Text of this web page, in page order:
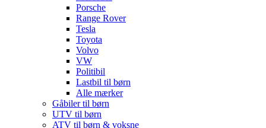
Porsche
Range Rover
Tesla
Toyota
Volvo
VW
Politibil
Lastbil til børn
Alle mærker
Gåbiler til børn
UTV til børn
ATV til børn & voksne